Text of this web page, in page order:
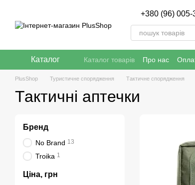
+380 (96) 005-
Каталог Каталог товарів Про нас
Публічна угода (ОФЕРТА)
PlusShop Туристичне спорядження Тактичне спорядження
Тактичні аптечки
Бренд
No Brand 13
Troika 1
Ціна, грн